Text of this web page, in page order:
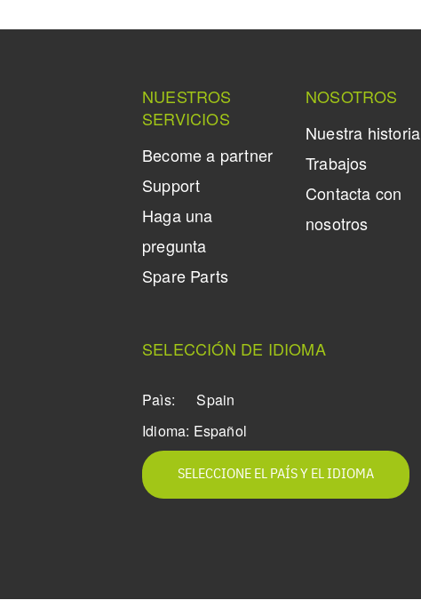
NUESTROS
SERVICIOS
Become a partner
Support
Haga una
pregunta
Spare Parts
NOSOTROS
Nuestra historia
Trabajos
Contacta con
nosotros
SELECCIÓN DE IDIOMA
Paìs:
Spain
Idioma: Español
SELECCIONE EL PAÍS Y EL IDIOMA